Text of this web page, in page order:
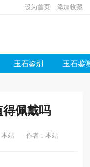
设为首页 添加收藏
玉石鉴别 玉石鉴
佩戴吗
站 作者：本站